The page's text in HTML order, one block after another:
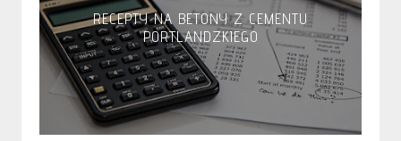
RECEPTY NA BETONY Z CEMENTU
PORTLANDZKIEGO